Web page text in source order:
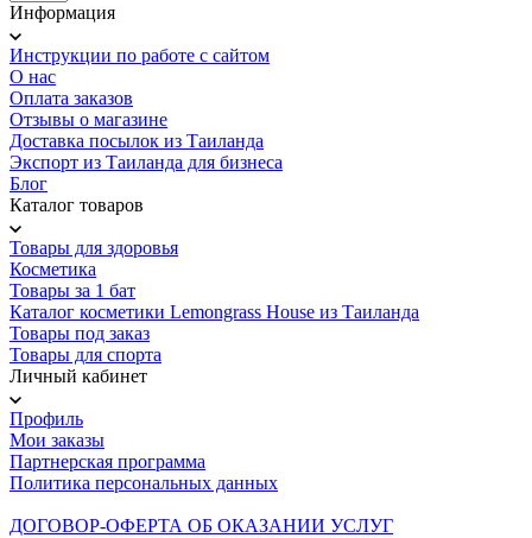
Информация
Инструкции по работе с сайтом
О нас
Оплата заказов
Отзывы о магазине
Доставка посылок из Таиланда
Экспорт из Таиланда для бизнеса
Блог
Каталог товаров
Товары для здоровья
Косметика
Товары за 1 бат
Каталог косметики Lemongrass House из Таиланда
Товары под заказ
Товары для спорта
Личный кабинет
Профиль
Мои заказы
Партнерская программа
Политика персональных данных
ДОГОВОР-ОФЕРТА ОБ ОКАЗАНИИ УСЛУГ